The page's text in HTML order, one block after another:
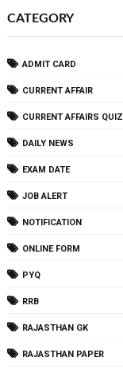
CATEGORY
ADMIT CARD
CURRENT AFFAIR
CURRENT AFFAIRS QUIZ
DAILY NEWS
EXAM DATE
JOB ALERT
NOTIFICATION
ONLINE FORM
PYQ
RRB
RAJASTHAN GK
RAJASTHAN PAPER